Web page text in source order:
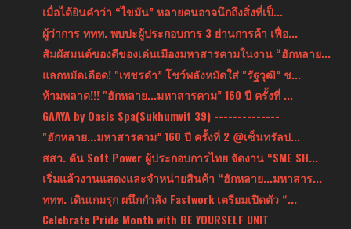
เมื่อได้ยินคำว่า “ไขมัน” หลายคนอาจนึกถึงสิ่งที่เป็...
ผู้ว่าการ ททท. พบปะผู้ประกอบการ 3 ย่านการค้า เฟื่อ...
สัมผัสมนต์ของดีของเด่นเมืองมหาสารคามในงาน “ฮักหลาย...
แลกหมัดเดือด! "เพชรดำ” โชว์พลังหมัดใส่ "รัฐวุฒิ” ช...
ห้ามพลาด!!! "ฮักหลาย...มหาสารคาม” 160 ปี ครั้งที่ ...
GAAYA by Oasis Spa(Sukhumvit 39) --------------
"ฮักหลาย...มหาสารคาม” 160 ปี ครั้งที่ 2 @เซ็นทรัลป...
สสว. ดัน Soft Power ผู้ประกอบการไทย จัดงาน “SME SH...
เริ่มแล้วงานแสดงและจำหน่ายสินค้า “ฮักหลาย...มหาสาร...
ททท. เดินเกมรุก ผนึกกำลัง Fastwork เตรียมเปิดตัว “...
Celebrate Pride Month with BE YOURSELF UNIT